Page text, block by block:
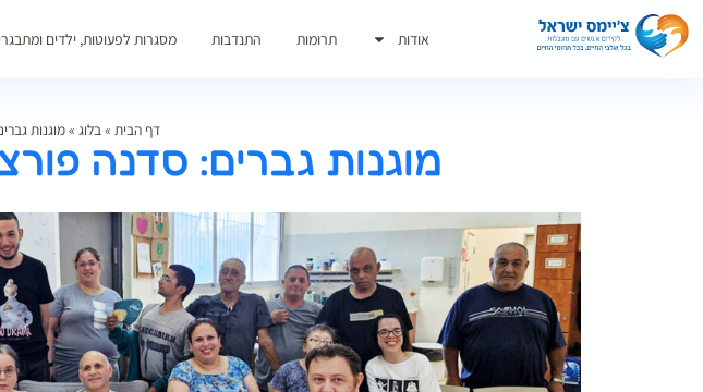
אודות תרומות התנדבות מסגרות לפעוטות, ילדים
דף הבית »בלוג »מוגנות
מוגנות גברים: סדנה